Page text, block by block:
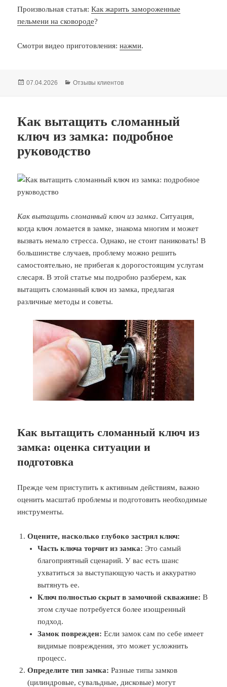
Произвольная статья:Как жарить замороженные
пельмени на сковороде?
Смотри видео приготовления:нажми.
Опубликовано
07.04.2026 Рубрики
Отзывы клиентов
Как вытащить сломанный
ключ из замка: подробное
руководство
Как вытащить сломанный ключ из замка. Ситуация,
когда ключ ломается в замке, знакома многим и может
вызвать немало стресса. Однако, не стоит паниковать! В
большинстве случаев, проблему можно решить
самостоятельно, не прибегая к дорогостоящим услугам
слесаря. В этой статье мы подробно разберем, как
вытащить сломанный ключ из замка, предлагая
различные методы и советы.
Как вытащить сломанный ключ из
замка: оценка ситуации и
подготовка
Прежде чем приступить к активным действиям, важно
оценить масштаб проблемы и подготовить необходимые
инструменты.
Оцените, насколько глубоко застрял ключ:
Часть ключа торчит из замка: Это самый
благоприятный сценарий. У вас есть шанс
ухватиться за выступающую часть и аккуратно
вытянуть ее.
Ключ полностью скрыт в замочной скважине: В
этом случае потребуется более изощренный
подход.
Замок поврежден: Если замок сам по себе имеет
видимые повреждения, это может усложнить
процесс.
Определите тип замка: Разные типы замков
(цилиндровые, сувальдные, дисковые) могут